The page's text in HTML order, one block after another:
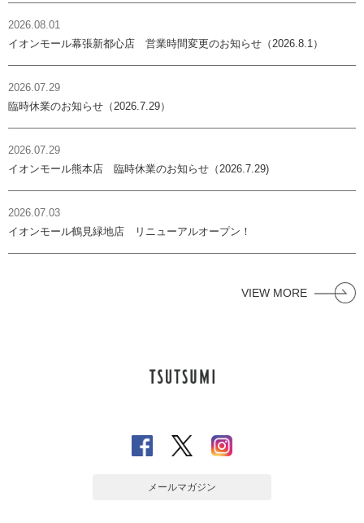
2026.08.01
イオンモール幕張新都心店 営業時間変更のお知らせ（2026.8.1）
2026.07.29
臨時休業のお知らせ（2026.7.29）
2026.07.29
イオンモール熊本店 臨時休業のお知らせ（2026.7.29)
2026.07.03
イオンモール鶴見緑地店 リニューアルオープン！
VIEW MORE
メールマガジン